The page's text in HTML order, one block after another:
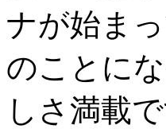
ナが始ま
のことに
しさ満載で